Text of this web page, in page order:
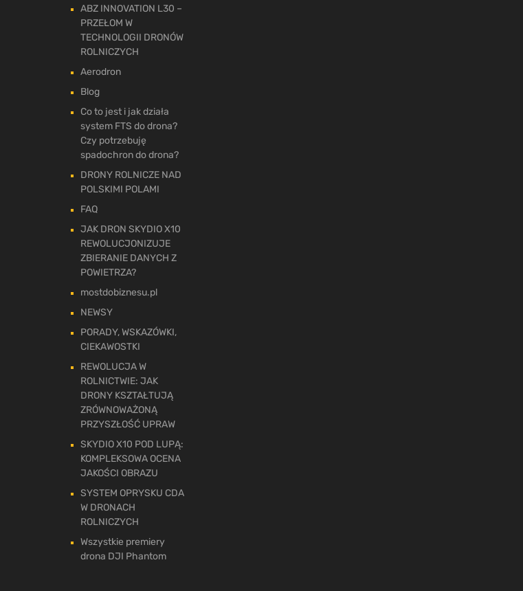
ABZ INNOVATION L30 –
PRZEŁOM W
TECHNOLOGII DRONÓW
ROLNICZYCH
Aerodron
Blog
Co to jest i jak działa
system FTS do drona?
Czy potrzebuję
spadochron do drona?
DRONY ROLNICZE NAD
POLSKIMI POLAMI
FAQ
JAK DRON SKYDIO X10
REWOLUCJONIZUJE
ZBIERANIE DANYCH Z
POWIETRZA?
mostdobiznesu.pl
NEWSY
PORADY, WSKAZÓWKI,
CIEKAWOSTKI
REWOLUCJA W
ROLNICTWIE: JAK
DRONY KSZTAŁTUJĄ
ZRÓWNOWAŻONĄ
PRZYSZŁOŚĆ UPRAW
SKYDIO X10 POD LUPĄ:
KOMPLEKSOWA OCENA
JAKOŚCI OBRAZU
SYSTEM OPRYSKU CDA
W DRONACH
ROLNICZYCH
Wszystkie premiery
drona DJI Phantom